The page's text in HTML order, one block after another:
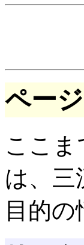
ペー
ここ
は、三
目的